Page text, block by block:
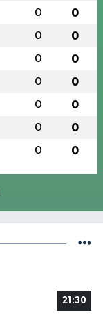
0 0
0 0
0 0
0 0
0 0
0 0
0 0
21:30